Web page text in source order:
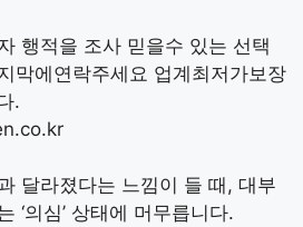
행적을 조사 믿을수 있는 선택
막에연락주세요 업계최저가보장
.
달라졌다는 느낌이 들 때, 대부
‘의심’ 상태에 머무릅니다.